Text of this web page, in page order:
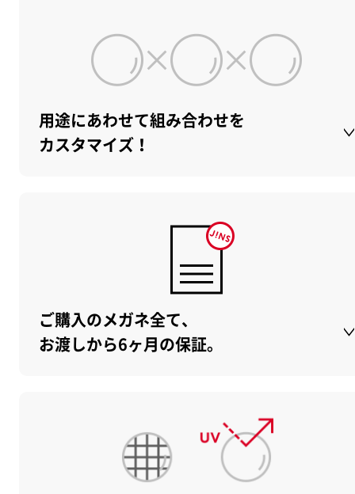
用途にあわせて組み合わせを
カスタマイズ！
ご購入のメガネ全て、
お渡しから6ヶ月の保証。